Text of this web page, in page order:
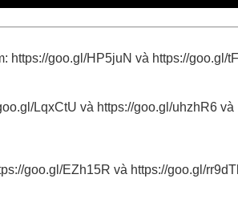
https://goo.gl/HP5juN và https://goo.gl/
LqxCtU và https://goo.gl/uhzhR6 và
goo.gl/EZh15R và https://goo.gl/